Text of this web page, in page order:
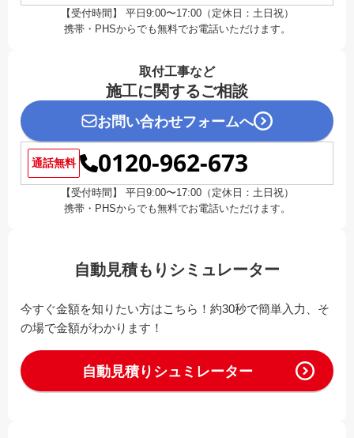
【受付時間】 平日9:00〜17:00（定休日：土日祝）
携帯・PHSからでも無料でお電話いただけます。
取付工事など
施工に関するご相談
お問い合わせフォームへ
通話無料 0120-962-673
【受付時間】 平日9:00〜17:00（定休日：土日祝）
携帯・PHSからでも無料でお電話いただけます。
自動見積もりシミュレーター
今すぐ金額を知りたい方はこちら！約30秒で簡単入力、そ
の場で金額がわかります！
自動見積りシュミレーター